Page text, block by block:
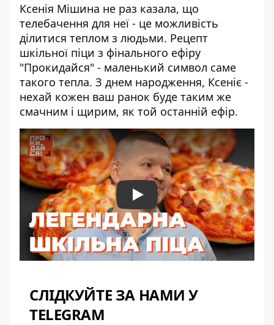
Ксенія Мішина не раз казала, що
телебачення для неї - це можливість
ділитися теплом з людьми. Рецепт
шкільної піци з фінального ефіру
"Прокидайся" - маленький символ саме
такого тепла. З днем народження, Ксеніє -
нехай кожен ваш ранок буде таким же
смачним і щирим, як той останній ефір.
Play
СЛІДКУЙТЕ ЗА НАМИ У
TELEGRAM